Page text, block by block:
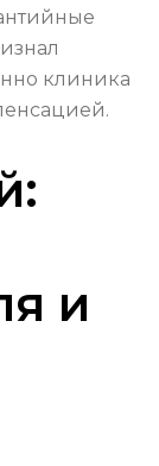
клиника
и